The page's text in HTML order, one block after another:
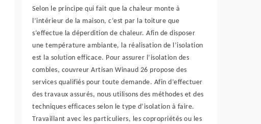
Selon le principe qui fait que la chaleur monte à
l’intérieur de la maison, c’est par la toiture que
s’effectue la déperdition de chaleur. Afin de disposer
une température ambiante, la réalisation de l’isolation
est la solution efficace. Pour assurer l’isolation des
combles, couvreur Artisan Winaud 26 propose des
services qualifiés pour toute demande. Afin d’effectuer
des travaux assurés, nous utilisons des méthodes et des
techniques efficaces selon le type d’isolation à faire.
Travaillant avec les particuliers, les copropriétés ou les